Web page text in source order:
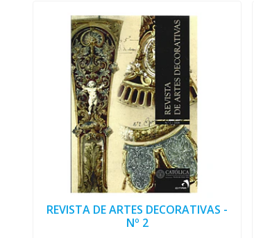
REVISTA DE ARTES DECORATIVAS -
Nº 2